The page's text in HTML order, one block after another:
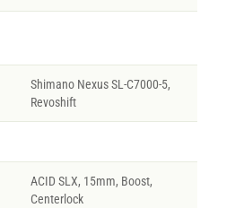
Shimano Nexus SL-C7000-5,
Revoshift
ACID SLX, 15mm, Boost,
Centerlock